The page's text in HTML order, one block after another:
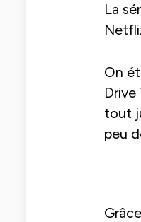
La
On
tout
peu